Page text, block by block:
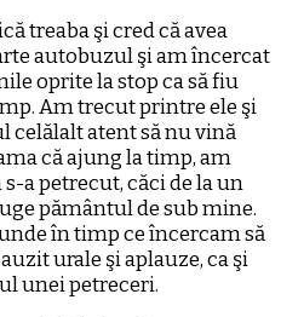
treaba şi cred că avea
autobuzul şi am încercat
oprite la stop ca să fiu
Am trecut printre ele şi
celălalt atent să nu vină
că ajung la timp, am
a petrecut, căci de la un
pământul de sub mine.
în timp ce încercam să
urale şi aplauze, ca şi
unei petreceri.